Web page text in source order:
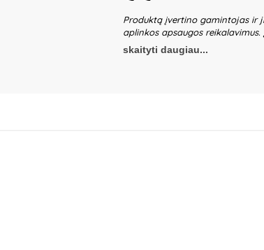
Produktą įvertino gamintojas ir
aplinkos apsaugos reikalavimus.
amžiaus savarankiškam
Nepalikite žaidžiančių vaikų be
skaityti daugiau...